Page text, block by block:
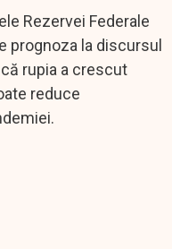
Rezervei Federale
prognoza la discursul
rupia a crescut
reduce